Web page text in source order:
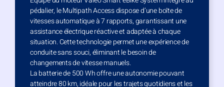
pédalier, le Multipath Access dispose d’une boîte de
vitesses automatique à 7 rapports, garantissant une
assistance électrique réactive et adaptée à chaque
situation. Cette technologie permet une expérience de
conduite sans souci, éliminant le besoin de
changements de vitesse manuels.​
La batterie de 500 Wh offre une autonomie pouvant
atteindre 80 km, idéale pour les trajets quotidiens et les